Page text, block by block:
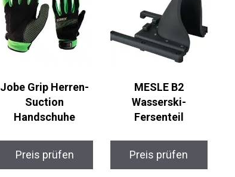
Jobe Grip Herren-
Suction
Handschuhe
Preis prüfen
MESLE B2
Wasserski-
Fersenteil
Preis prüfen